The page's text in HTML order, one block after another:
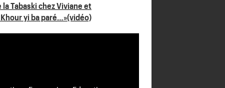
Tabaski chez Viviane et
yi ba paré…»(vidéo)